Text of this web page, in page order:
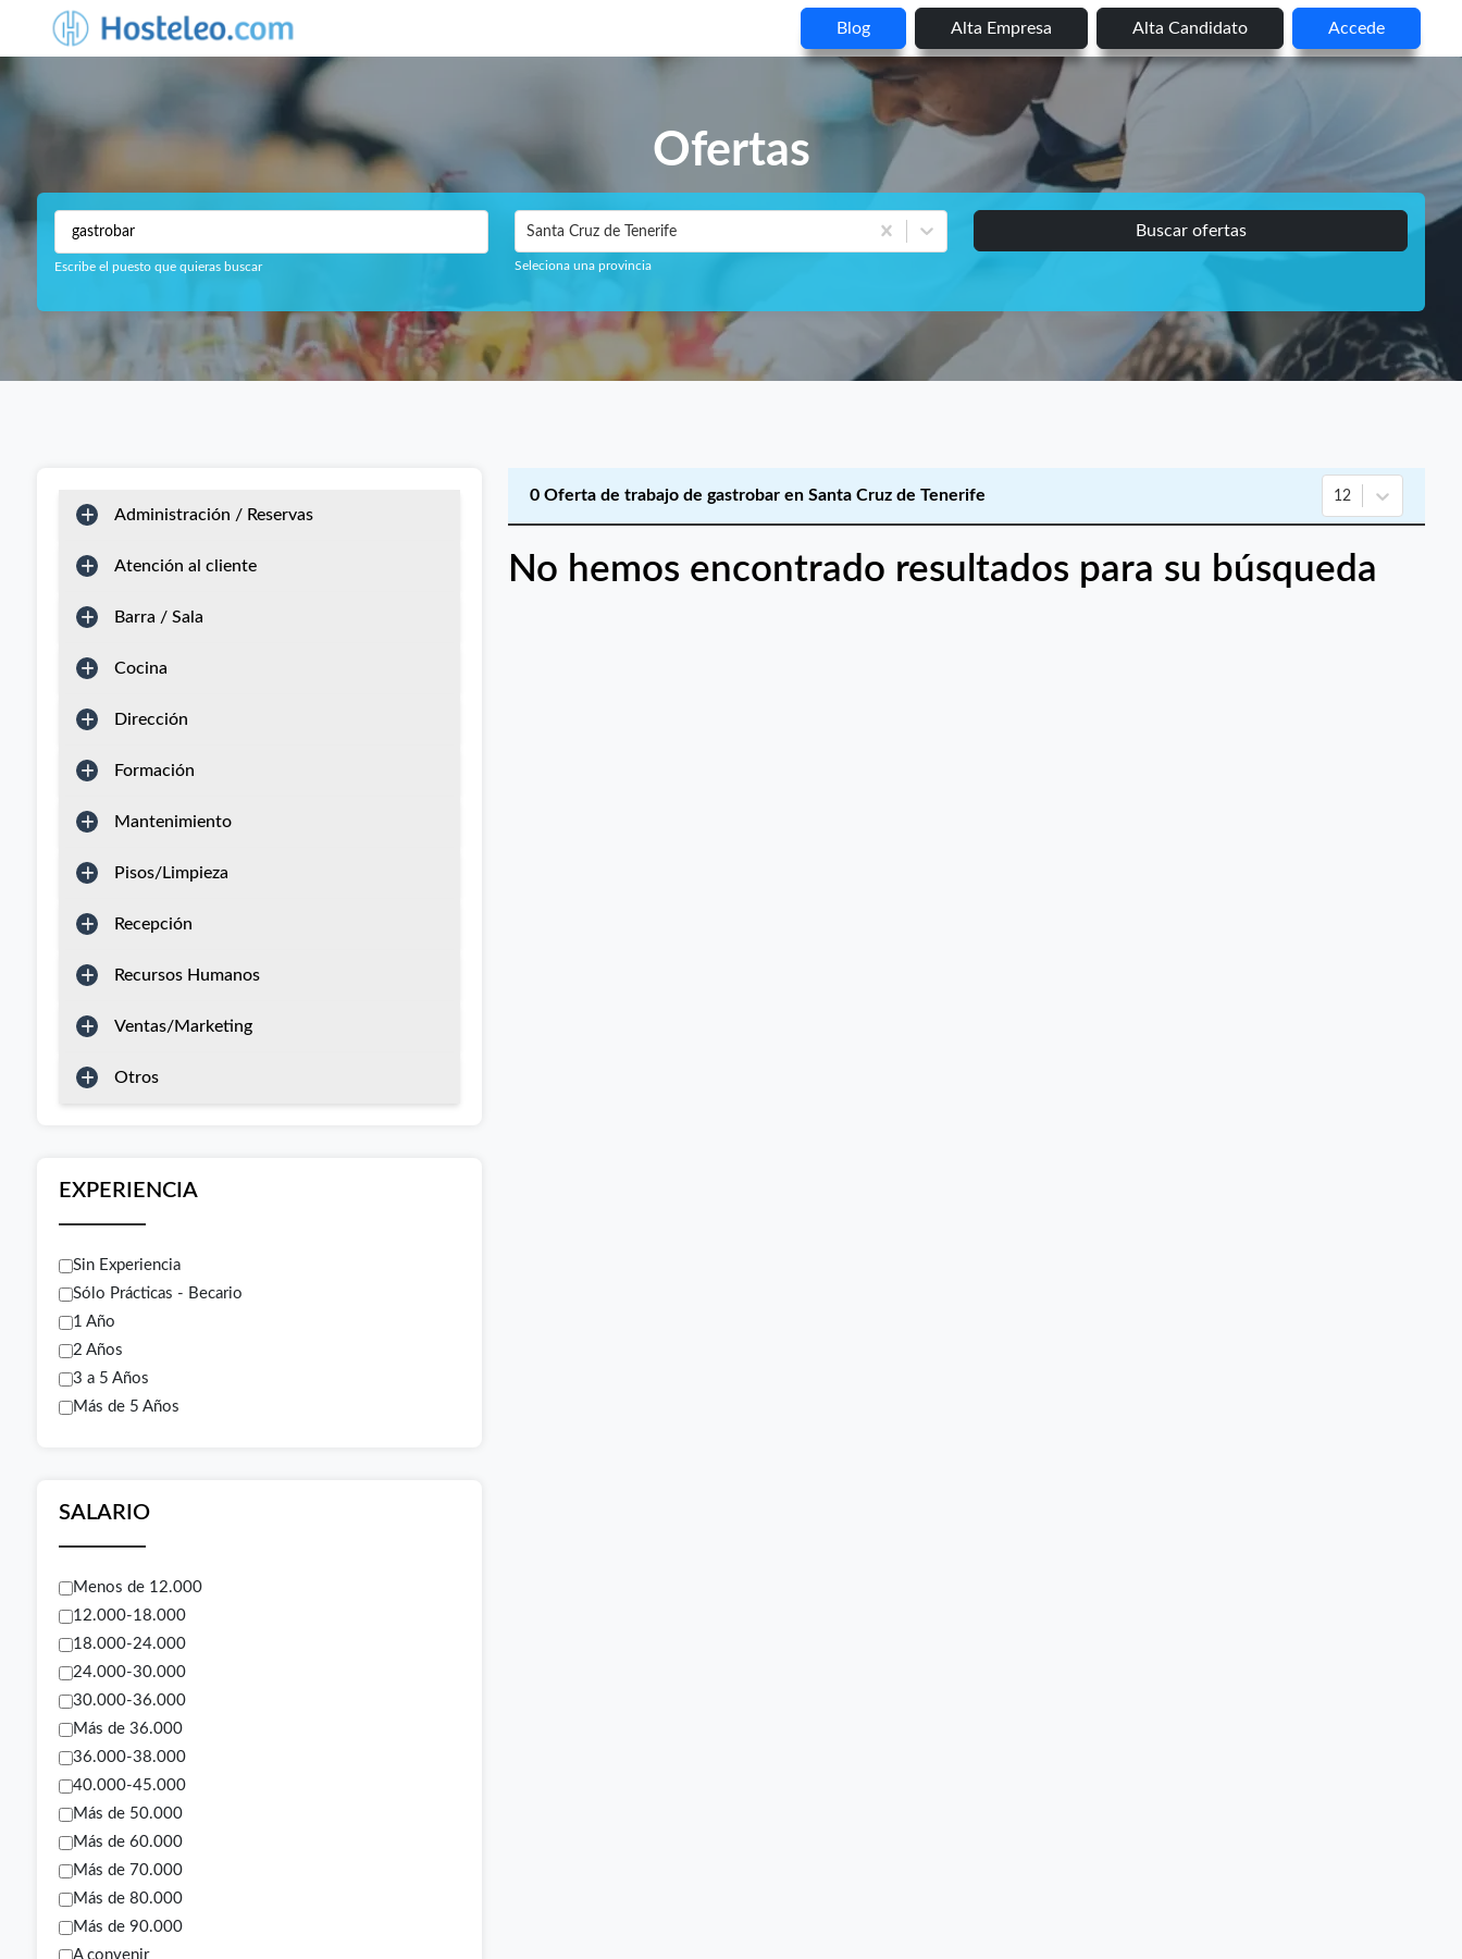
Blog Alta Empresa Alta Candidato Accede
Ofertas
Escribe el puesto que quieras buscar
Santa Cruz de Tenerife
Seleciona una provincia
Buscar ofertas
Administración / Reservas
Atención al cliente
Barra / Sala
Cocina
Dirección
Formación
Mantenimiento
Pisos/Limpieza
Recepción
Recursos Humanos
Ventas/Marketing
Otros
EXPERIENCIA
Sin Experiencia
Sólo Prácticas - Becario
1 Año
2 Años
3 a 5 Años
Más de 5 Años
SALARIO
Menos de 12.000
12.000-18.000
18.000-24.000
24.000-30.000
30.000-36.000
Más de 36.000
36.000-38.000
40.000-45.000
Más de 50.000
Más de 60.000
Más de 70.000
Más de 80.000
Más de 90.000
A convenir
0 Oferta de trabajo de gastrobar en Santa Cruz de Tenerife 12
No hemos encontrado resultados para su búsqueda